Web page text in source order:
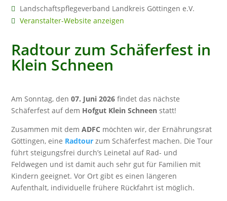
Landschaftspflegeverband Landkreis Göttingen e.V.
Veranstalter-Website anzeigen
Radtour zum Schäferfest in
Klein Schneen
Am Sonntag, den07. Juni 2026 findet das nächste
Schäferfest auf dem Hofgut Klein Schneen statt!
Zusammen mit demADFC möchten wir, der Ernährungsrat
Göttingen, eine Radtour zum Schäferfest machen. Die Tour
führt steigungsfrei durch’s Leinetal auf Rad- und
Feldwegen und ist damit auch sehr gut für Familien mit
Kindern geeignet. Vor Ort gibt es einen längeren
Aufenthalt, individuelle frühere Rückfahrt ist möglich.